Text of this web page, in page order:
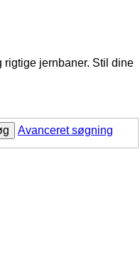
rigtige jernbaner. Stil dine
Avanceret søgning